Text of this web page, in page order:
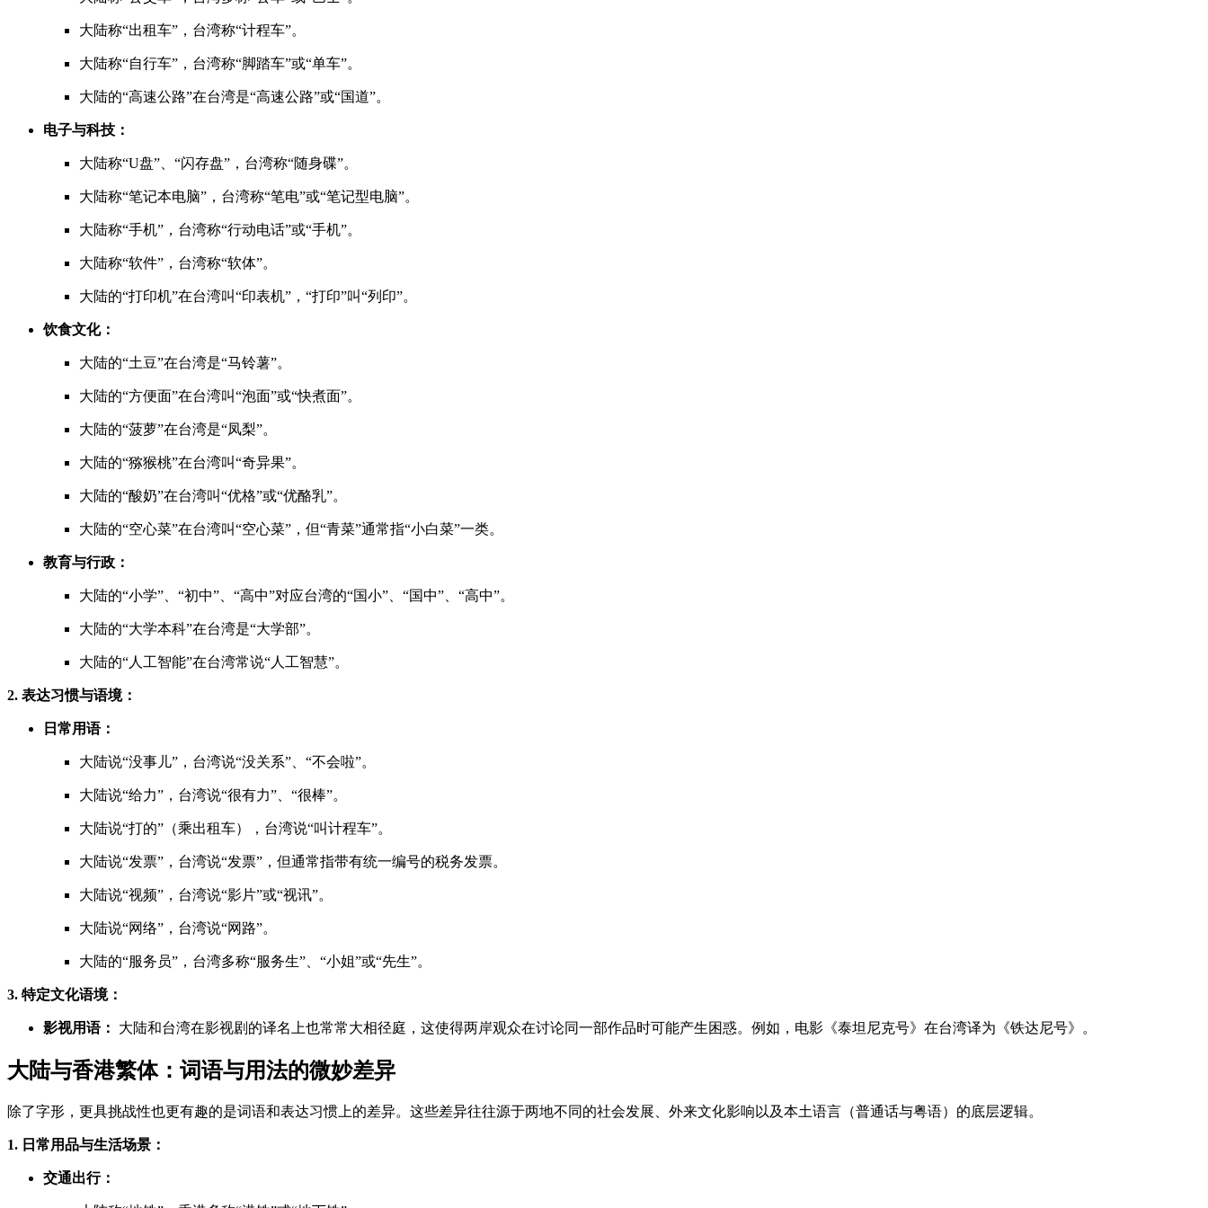
大陆称“出租车”，台湾称“计程车”。
大陆称“自行车”，台湾称“脚踏车”或“单车”。
大陆的“高速公路”在台湾是“高速公路”或“国道”。
电子与科技：
大陆称“U盘”、“闪存盘”，台湾称“随身碟”。
大陆称“笔记本电脑”，台湾称“笔电”或“笔记型电脑”。
大陆称“手机”，台湾称“行动电话”或“手机”。
大陆称“软件”，台湾称“软体”。
大陆的“打印机”在台湾叫“印表机”，“打印”叫“列印”。
饮食文化：
大陆的“土豆”在台湾是“马铃薯”。
大陆的“方便面”在台湾叫“泡面”或“快煮面”。
大陆的“菠萝”在台湾是“凤梨”。
大陆的“猕猴桃”在台湾叫“奇异果”。
大陆的“酸奶”在台湾叫“优格”或“优酪乳”。
大陆的“空心菜”在台湾叫“空心菜”，但“青菜”通常指“小白菜”一类。
教育与行政：
大陆的“小学”、“初中”、“高中”对应台湾的“国小”、“国中”、“高中”。
大陆的“大学本科”在台湾是“大学部”。
大陆的“人工智能”在台湾常说“人工智慧”。
2. 表达习惯与语境：
日常用语：
大陆说“没事儿”，台湾说“没关系”、“不会啦”。
大陆说“给力”，台湾说“很有力”、“很棒”。
大陆说“打的”（乘出租车），台湾说“叫计程车”。
大陆说“发票”，台湾说“发票”，但通常指带有统一编号的税务发票。
大陆说“视频”，台湾说“影片”或“视讯”。
大陆说“网络”，台湾说“网路”。
大陆的“服务员”，台湾多称“服务生”、“小姐”或“先生”。
3. 特定文化语境：
影视用语： 大陆和台湾在影视剧的译名上也常常大相径庭，这使得两岸观众在讨论同一部作品时可能产生困惑。例如，电影《泰坦尼克号》在台湾译为《铁达尼号》。
大陆与香港繁体：词语与用法的微妙差异
除了字形，更具挑战性也更有趣的是词语和表达习惯上的差异。这些差异往往源于两地不同的社会发展、外来文化影响以及本土语言（普通话与粤语）的底层逻辑。
1. 日常用品与生活场景：
交通出行：